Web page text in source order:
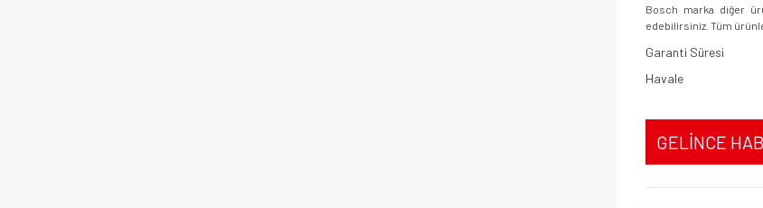
Bosch marka diğer
edebilirsiniz. Tüm
Garanti Süresi
Havale
GELİNCE